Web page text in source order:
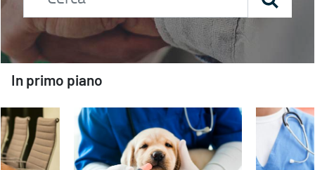
In primo piano